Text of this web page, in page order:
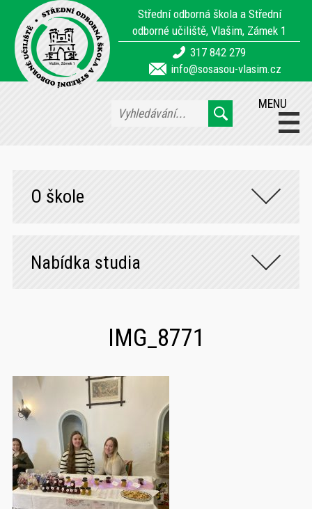
Střední odborná škola a Střední
odborné učiliště, Vlašim, Zámek 1
317 842 279
info@sosasou-vlasim.cz
MENU
O škole
Nabídka studia
IMG_8771